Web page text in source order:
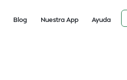
Blog Nuestra App Ayuda